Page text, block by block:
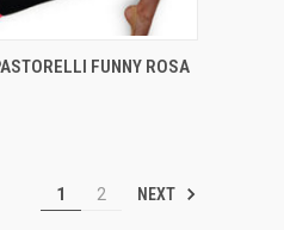
VIEW OPTIONS
FUNNY ROSA
1 2 NEXT